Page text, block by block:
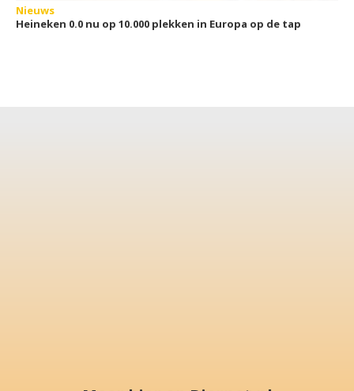
Nieuws
Heineken 0.0 nu op 10.000 plekken in Europa op de tap